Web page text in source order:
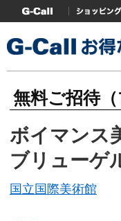
無料ご招待（
ボイマンス
ブリューゲ
国立国際美術館